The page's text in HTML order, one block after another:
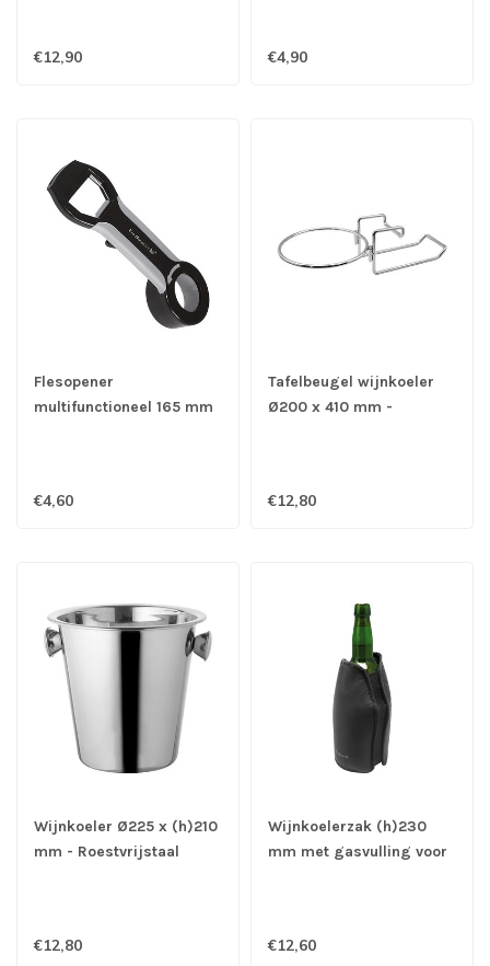
€12,90 €4,90
Flesopener
multifunctioneel 165 mm
€4,60
Tafelbeugel wijnkoeler
Ø200 x 410 mm -
€12,80
Wijnkoeler Ø225 x (h)210
mm - Roestvrijstaal
€12,80
Wijnkoelerzak (h)230
mm met gasvulling voor
€12,60